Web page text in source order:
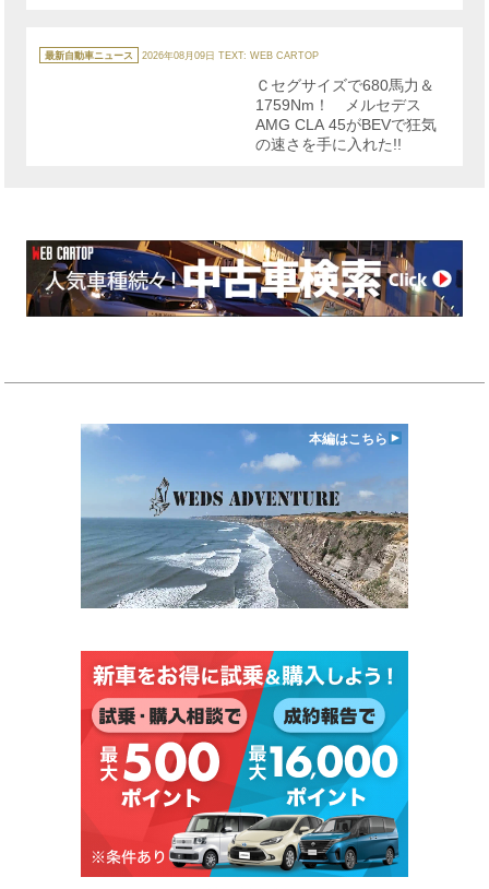
テ
ゴ
最新自動車ニュース 2026年08月09日 TEXT: WEB CARTOP
Ｃセグサイズで680馬力＆
1759Nm！ メルセデス
AMG CLA 45がBEVで狂気
の速さを手に入れた!!
本編はこちら